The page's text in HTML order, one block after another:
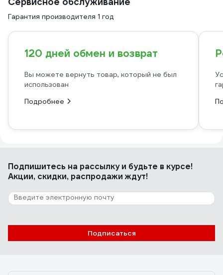
Гарантия производителя 1 год
120 дней обмен и возврат
Вы можете вернуть товар, который не был
использован
Подробнее
Подпишитесь на рассылкуи будьте в курсе!
Акции, скидки, распродажи ждут!
Подписаться